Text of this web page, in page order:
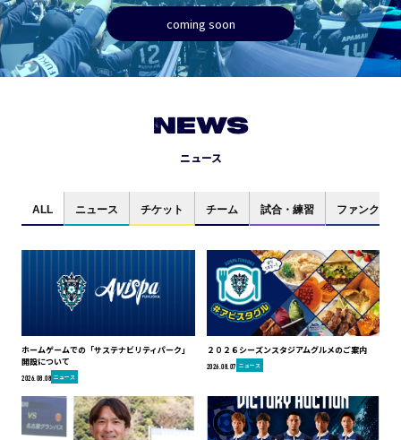
coming soon
NEWS
ニュース
ALL ニュース チケット チーム 試合・練習 ファンクラブ
ホームゲームでの「サステナビリティパーク」
開設について
2026.08.08 ニュース
２０２６シーズンスタジアムグルメのご案内
2026.08.07 ニュース